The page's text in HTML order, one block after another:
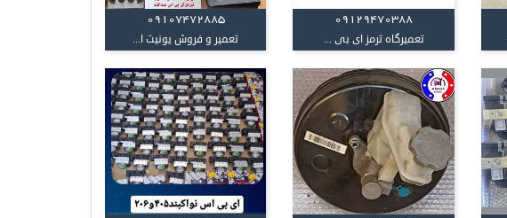
09129470388
تعمیرگاه ترمز ای بی ...
09107472885
تعمیر و فروش یونیت ا...